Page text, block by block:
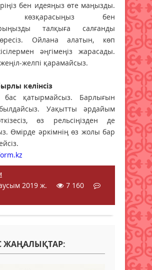
бен идеяңыз өте маңызды.
көзқарасыңыз бен
талқыға салғанды
Ойлана алатын, көп
әңгімеңіз жарасады.
желпі қарамайсыз.
келінсіз
бас қатырмайсыз. Барлығын
Уақытты әрдайым
өз рельсіңізден де
Өмірде әркімнің өз жолы бар
2019 ж.
7 160
ЖАҢАЛЫҚТАР: